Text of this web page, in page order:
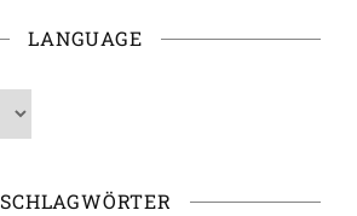
LANGUAGE
SCHLAGWÖRTER